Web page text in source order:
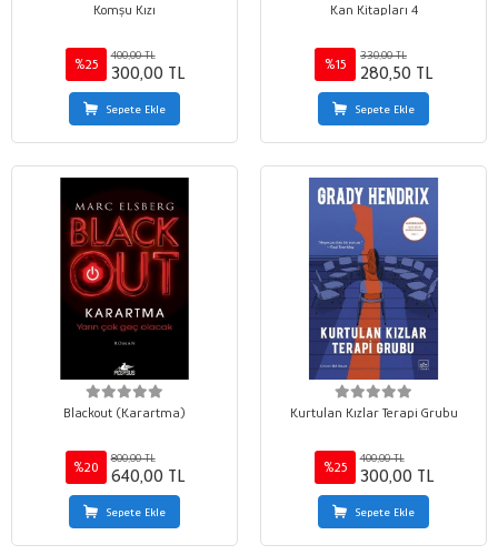
Komşu Kızı
%25
400,00 TL
300,00 TL
Sepete Ekle
Kan Kitapları 4
%15
330,00 TL
280,50 TL
Sepete Ekle
Blackout (Karartma)
%20
800,00 TL
640,00 TL
Sepete Ekle
Kurtulan Kızlar Terapi Grubu
%25
400,00 TL
300,00 TL
Sepete Ekle